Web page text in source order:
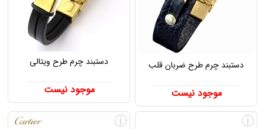
دستبند چرم طرح ضربان قلب
موجود نیست
دستبند چرم طرح ویتالی
موجود نیست
i
i